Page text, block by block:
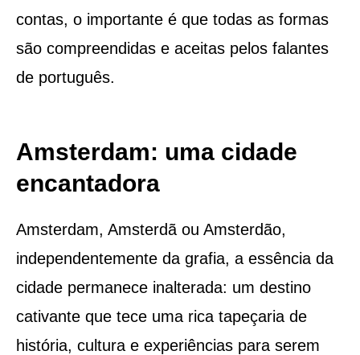
contas, o importante é que todas as formas
são compreendidas e aceitas pelos falantes
de português.
Amsterdam: uma cidade
encantadora
Amsterdam, Amsterdã ou Amsterdão,
independentemente da grafia, a essência da
cidade permanece inalterada: um destino
cativante que tece uma rica tapeçaria de
história, cultura e experiências para serem